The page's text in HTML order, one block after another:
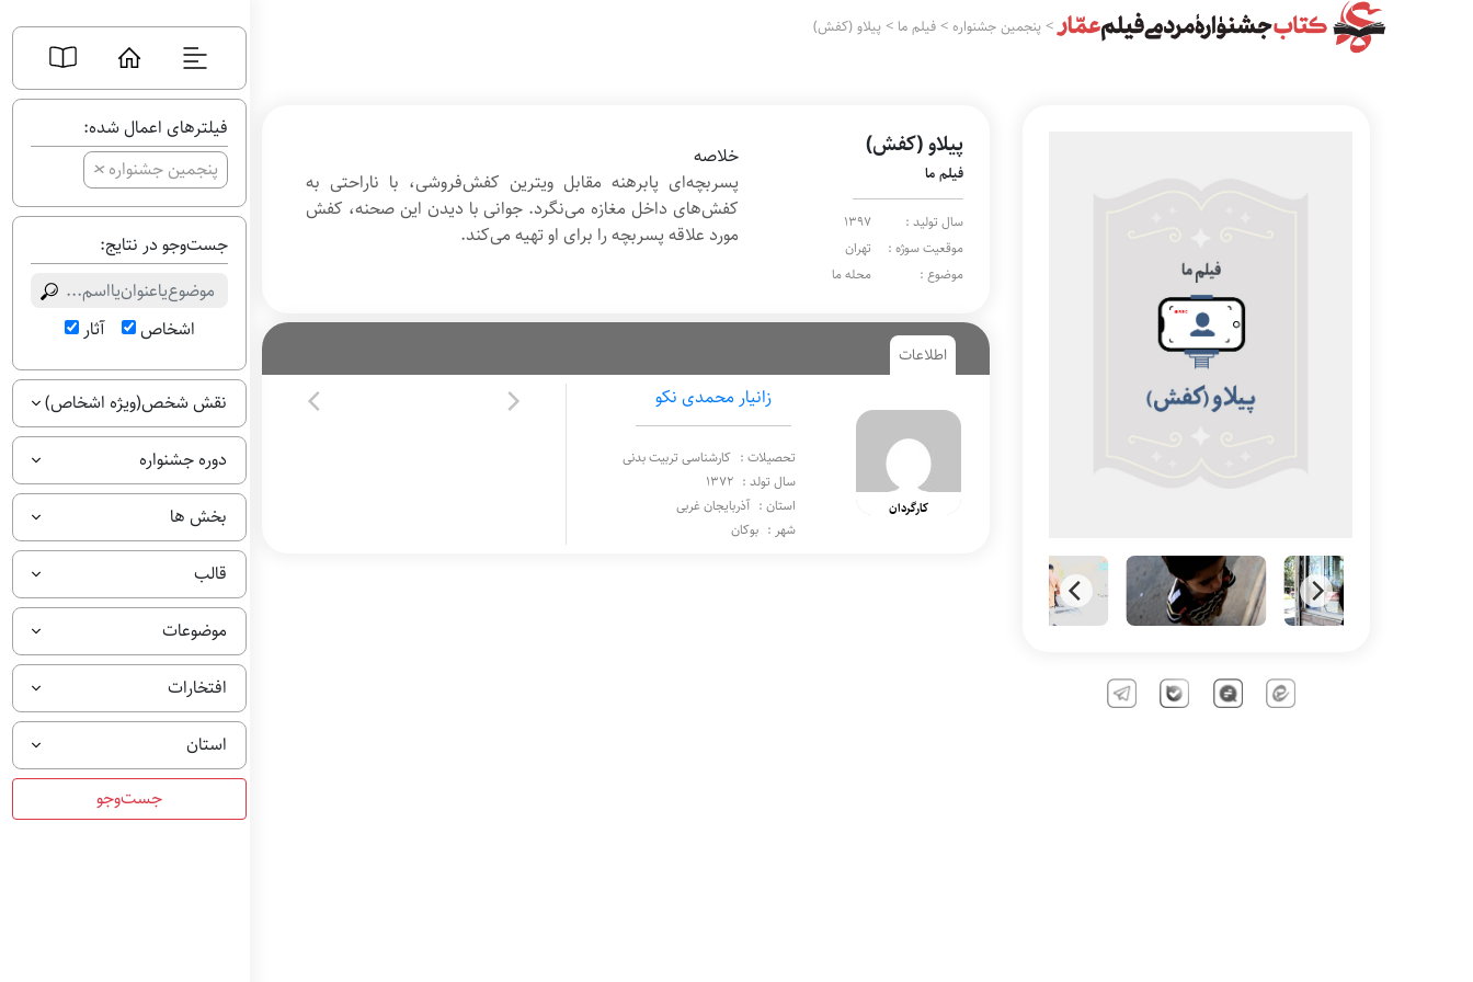
فیلترهای اعمال شده:
پنجمین جشنواره+
جست‌وجو در نتایج:
اشخاص آثار
نقش شخص(ویژه اشخاص)
دوره جشنواره
بخش ها
قالب
موضوعات
افتخارات
استان
>پنجمین جشنواره >فیلم ما >پیلاو (کفش)
پیلاو (کفش)
فیلم ما
سال تولید :
1397
موقعیت سوژه :
تهران
موضوع :
محله ما
خلاصه
پسربچه‌ای پابرهنه مقابل ویترین کفش‌فروشی، با ناراحتی به
کفش‌های داخل مغازه می‌نگرد. جوانی با دیدن این صحنه، کفش
مورد علاقه پسربچه را برای او تهیه می‌کند.
اطلاعات
کارگردان
زانیار محمدی نکو
تحصیلات : کارشناسی تربیت بدنی
سال تولد : 1372
استان : آذربایجان غربی
شهر : بوکان